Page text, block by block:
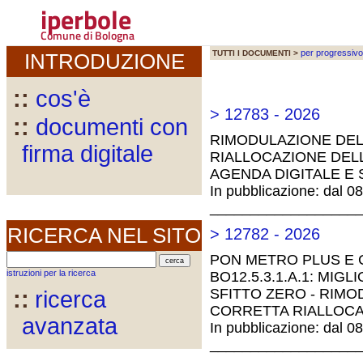
iperbole
Comune di Bologna
INTRODUZIONE
:: cos'è
:: documenti con
firma digitale
RICERCA NEL SITO
istruzioni per la ricerca
:: ricerca
avanzata
TUTTI I DOCUMENTI > per progressivo
> 12783 - 2026
RIMODULAZIONE
RIALLOCAZIONE
AGENDA DIGITALE E
In pubblicazione: dal
> 12782 - 2026
PON METRO PLUS E
BO12.5.3.1.A.1:
SFITTO ZERO -
CORRETTA
In pubblicazione: dal